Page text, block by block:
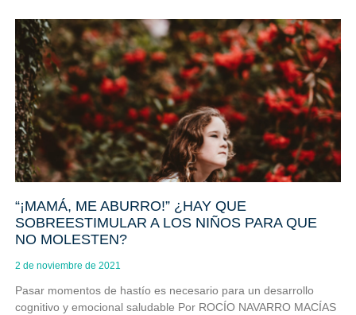
“¡MAMÁ, ME ABURRO!” ¿HAY QUE
SOBREESTIMULAR A LOS NIÑOS PARA QUE
NO MOLESTEN?
2 de noviembre de 2021
Pasar momentos de hastío es necesario para un desarrollo
cognitivo y emocional saludable Por ROCÍO NAVARRO MACÍAS